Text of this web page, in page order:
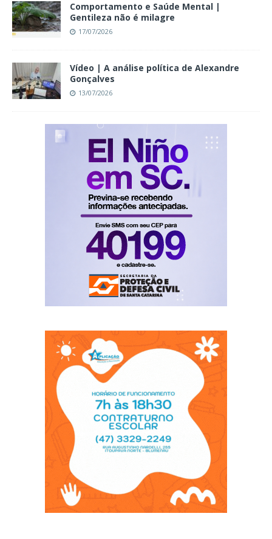
Comportamento e Saúde Mental |
Gentileza não é milagre
17/07/2026
Vídeo | A análise política de Alexandre
Gonçalves
13/07/2026